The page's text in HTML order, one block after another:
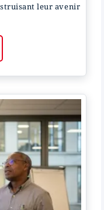
leur avenir